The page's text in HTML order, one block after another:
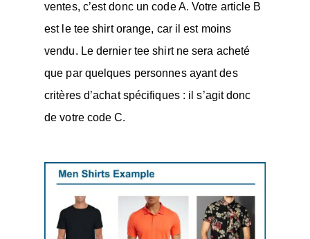
ventes, c’est donc un code A. Votre article B
est le tee shirt orange, car il est moins
vendu. Le dernier tee shirt ne sera acheté
que par quelques personnes ayant des
critères d’achat spécifiques : il s’agit donc
de votre code C.